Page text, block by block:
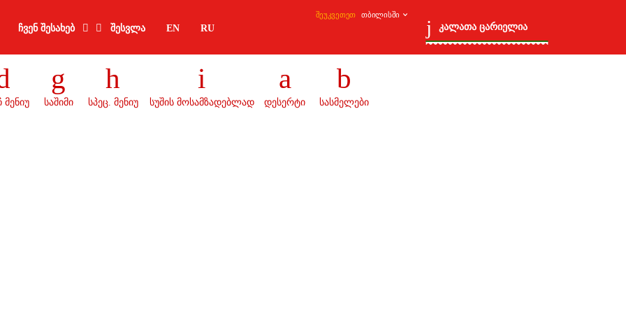
ჩვენ შესახებ შესვლა EN RU
შეუკვეთეთ
კალათა ცარიელია
0 პროდუქტი ₾0.00
საშიმი სპეც. მენიუ სუშის მოსამზადებლად დესერტი სასმელები